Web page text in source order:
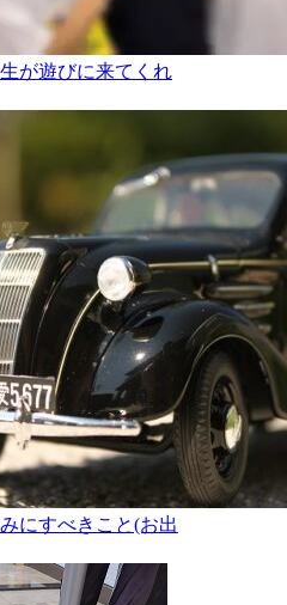
が遊びに来てくれ
にすべきこと(お出